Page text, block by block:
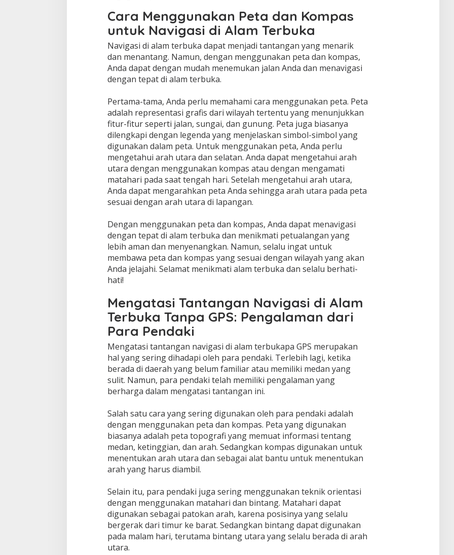
Cara Menggunakan Peta dan Kompas
untuk Navigasi di Alam Terbuka
Navigasi di alam terbuka dapat menjadi tantangan yang menarik
dan menantang. Namun, dengan menggunakan peta dan kompas,
Anda dapat dengan mudah menemukan jalan Anda dan menavigasi
dengan tepat di alam terbuka.
Pertama-tama, Anda perlu memahami cara menggunakan peta. Peta
adalah representasi grafis dari wilayah tertentu yang menunjukkan
fitur-fitur seperti jalan, sungai, dan gunung. Peta juga biasanya
dilengkapi dengan legenda yang menjelaskan simbol-simbol yang
digunakan dalam peta. Untuk menggunakan peta, Anda perlu
mengetahui arah utara dan selatan. Anda dapat mengetahui arah
utara dengan menggunakan kompas atau dengan mengamati
matahari pada saat tengah hari. Setelah mengetahui arah utara,
Anda dapat mengarahkan peta Anda sehingga arah utara pada peta
sesuai dengan arah utara di lapangan.
Dengan menggunakan peta dan kompas, Anda dapat menavigasi
dengan tepat di alam terbuka dan menikmati petualangan yang
lebih aman dan menyenangkan. Namun, selalu ingat untuk
membawa peta dan kompas yang sesuai dengan wilayah yang akan
Anda jelajahi. Selamat menikmati alam terbuka dan selalu berhati-
hati!
Mengatasi Tantangan Navigasi di Alam
Terbuka Tanpa GPS: Pengalaman dari
Para Pendaki
Mengatasi tantangan navigasi di alam terbukapa GPS merupakan
hal yang sering dihadapi oleh para pendaki. Terlebih lagi, ketika
berada di daerah yang belum familiar atau memiliki medan yang
sulit. Namun, para pendaki telah memiliki pengalaman yang
berharga dalam mengatasi tantangan ini.
Salah satu cara yang sering digunakan oleh para pendaki adalah
dengan menggunakan peta dan kompas. Peta yang digunakan
biasanya adalah peta topografi yang memuat informasi tentang
medan, ketinggian, dan arah. Sedangkan kompas digunakan untuk
menentukan arah utara dan sebagai alat bantu untuk menentukan
arah yang harus diambil.
Selain itu, para pendaki juga sering menggunakan teknik orientasi
dengan menggunakan matahari dan bintang. Matahari dapat
digunakan sebagai patokan arah, karena posisinya yang selalu
bergerak dari timur ke barat. Sedangkan bintang dapat digunakan
pada malam hari, terutama bintang utara yang selalu berada di arah
utara.